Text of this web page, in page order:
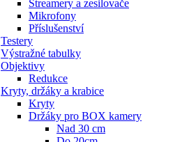
Streamery a zesilovače
Mikrofony
Příslušenství
Testery
Výstražné tabulky
Objektivy
Redukce
Kryty, držáky a krabice
Kryty
Držáky pro BOX kamery
Nad 30 cm